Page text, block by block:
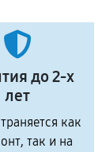
до 2-х
лет
как
так и на